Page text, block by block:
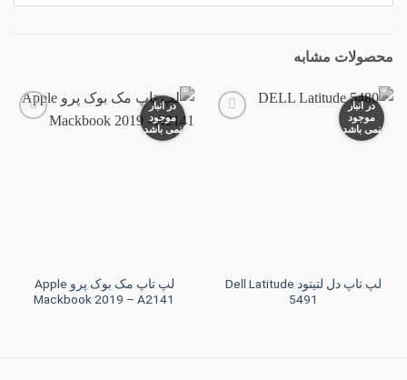
محصولات مشابه
در انبار
موجود
نمی باشد
لپ تاپ دل لتیتود Dell Latitude
5491
در انبار
موجود
نمی باشد
لپ تاپ مک بوک پرو Apple
Mackbook 2019 – A2141